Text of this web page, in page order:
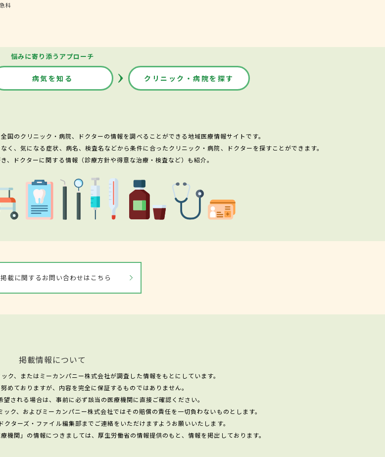
科
悩みに寄り添うアプローチ
病気を知る クリニック・病院を探す
国のクリニック・病院、ドクターの情報を調べることができる地域医療情報サイトです。
、気になる症状、病名、検査名などから条件に合ったクリニック・病院、ドクターを探すことができます。
、ドクターに関する情報（診療方針や得意な治療・検査など）も紹介。
載に関するお問い合わせはこちら
掲載情報について
ク、またはミーカンパニー株式会社が調査した情報をもとにしています。
めておりますが、内容を完全に保証するものではありません。
される場合は、事前に必ず該当の医療機関に直接ご確認ください。
ク、およびミーカンパニー株式会社ではその賠償の責任を一切負わないものとします。
ターズ・ファイル編集部までご連絡をいただけますようお願いいたします。
機関」の情報につきましては、厚生労働省の情報提供のもと、情報を掲出しております。